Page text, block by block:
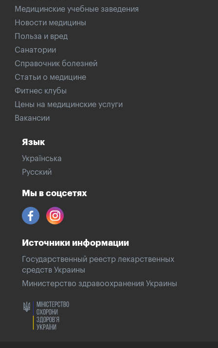
Медицинские учебные заведения
Новости медицины
Польза и вред
Санатории
Справочник болезней
Статьи о медицине
Фитнес клубы
Цены на медицинские услуги
Вакансии
Язык
Українська
Русский
Мы в соцсетях
Источники информации
Государственный реестр лекарственных
средств Украины
Министерство здравоохранения Украины